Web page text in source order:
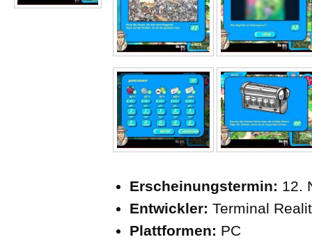
Erscheinungstermin: 12.
Entwickler: Terminal
Plattformen: PC